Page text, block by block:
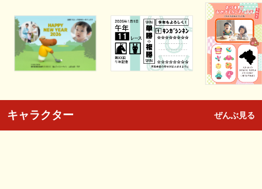
キャラクター ぜんぶ見る